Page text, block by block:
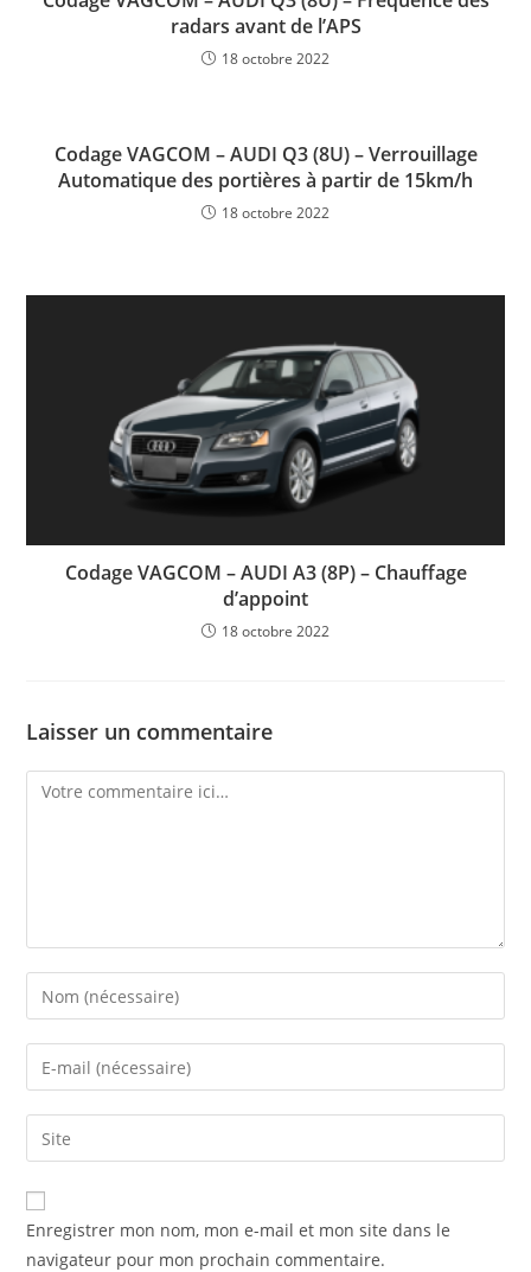
radars avant de l’APS
18 octobre 2022
Codage VAGCOM – AUDI Q3 (8U) – Verrouillage
Automatique des portières à partir de 15km/h
18 octobre 2022
Codage VAGCOM – AUDI A3 (8P) – Chauffage
d’appoint
18 octobre 2022
Laisser un commentaire
Comment
Enter
your
name
comment
Enter
your
email
address
comment
Enter
your
website
URL
(optional)
Enregistrer mon nom, mon e-mail et mon site dans le
navigateur pour mon prochain commentaire.